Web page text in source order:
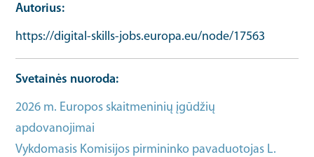
Autorius
https://digital-skills-jobs.europa.eu/node/17563
Svetainės nuoroda
2026 m. Europos skaitmeninių įgūdžių
apdovanojimai
Vykdomasis Komisijos pirmininko pavaduotojas L.